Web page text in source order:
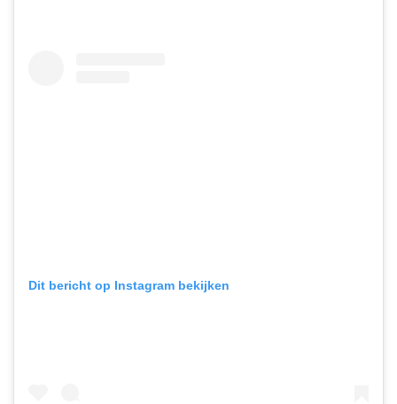
Dit bericht op Instagram bekijken